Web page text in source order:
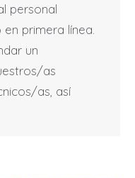
personal
primera línea.
un
as
as, así